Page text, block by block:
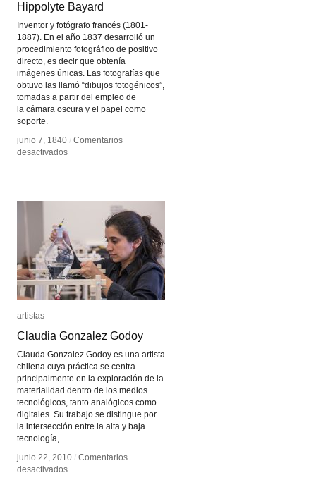
Hippolyte Bayard
Inventor y fotógrafo francés (1801-
1887). En el año 1837 desarrolló un
procedimiento fotográfico de positivo
directo, es decir que obtenía
imágenes únicas. Las fotografías que
obtuvo las llamó “dibujos fotogénicos”,
tomadas a partir del empleo de
la cámara oscura y el papel como
soporte.
junio 7, 1840 / Comentarios
desactivadosen
Hippolyte Bayard
junio 7, 1840 / Comentarios
desactivadosen
artistas
Claudia Gonzalez Godoy
Clauda Gonzalez Godoy es una artista
chilena cuya práctica se centra
principalmente en la exploración de la
materialidad dentro de los medios
tecnológicos, tanto analógicos como
digitales. Su trabajo se distingue por
la intersección entre la alta y baja
tecnología,
junio 22, 2010 / Comentarios
desactivadosen
artistas
Claudia Gonzalez Godoy
junio 22, 2010 / Comentarios
desactivadosen